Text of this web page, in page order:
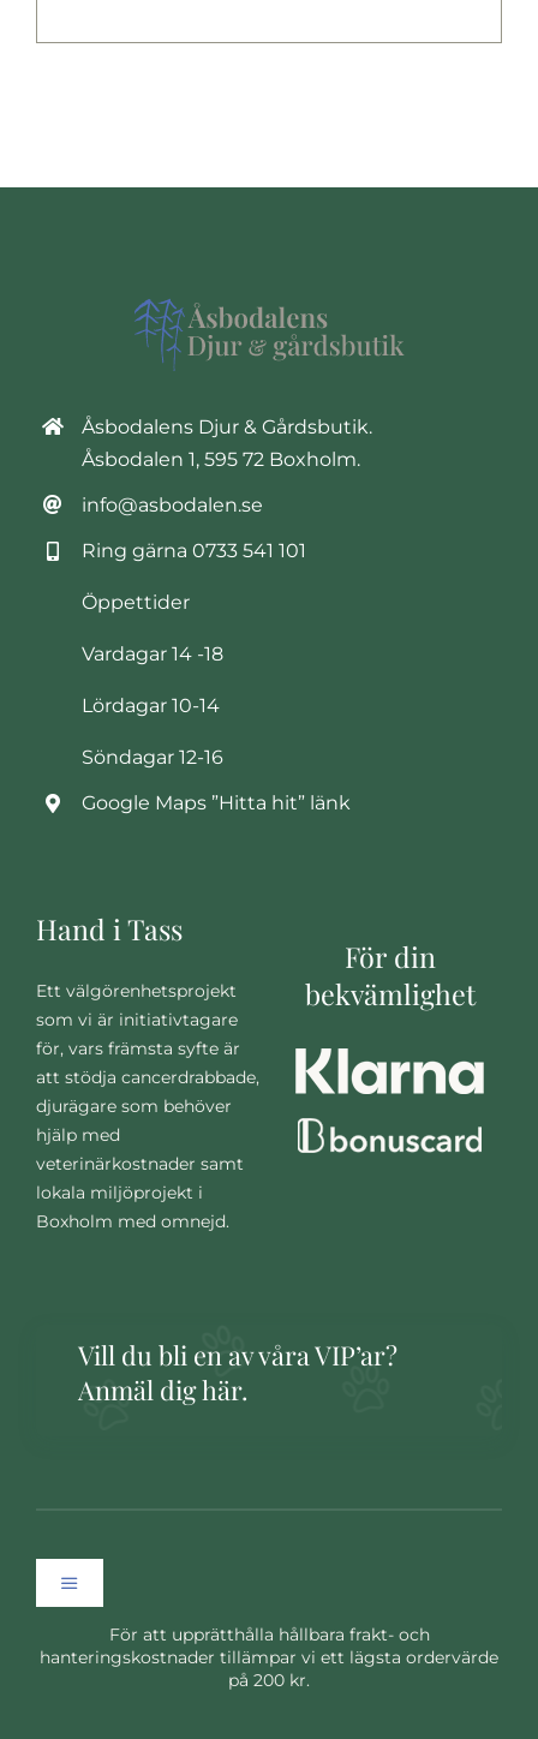
Åsbodalens Djur & Gårdsbutik.
Åsbodalen 1, 595 72 Boxholm.
info@asbodalen.se
Ring gärna 0733 541 101
Öppettider
Vardagar 14 -18
Lördagar 10-14
Söndagar 12-16
Google Maps ”Hitta hit” länk
Hand i Tass
Ett välgörenhetsprojekt
som vi är initiativtagare
för, vars främsta syfte är
att stödja cancerdrabbade,
djurägare som behöver
hjälp med
veterinärkostnader samt
lokala miljöprojekt i
Boxholm med omnejd.
För din
bekvämlighet
Vill du bli en av våra VIP’ar?
Anmäl dig här.
Toggle
HemFör att upprätthålla hållbara frakt- och
hanteringskostnader tillämpar vi ett lägsta ordervärde
på 200 kr.